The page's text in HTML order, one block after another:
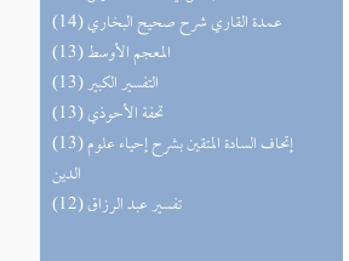
(14) عمدة القاري شرح صحيح البخاري
(13) المعجم الأوسط
(13) التفسير الكبير
(13) تحفة الأحوذي
(13) إتحاف السادة المتقين بشرح إحياء علوم
الدين
(12) تفسير عبد الرزاق